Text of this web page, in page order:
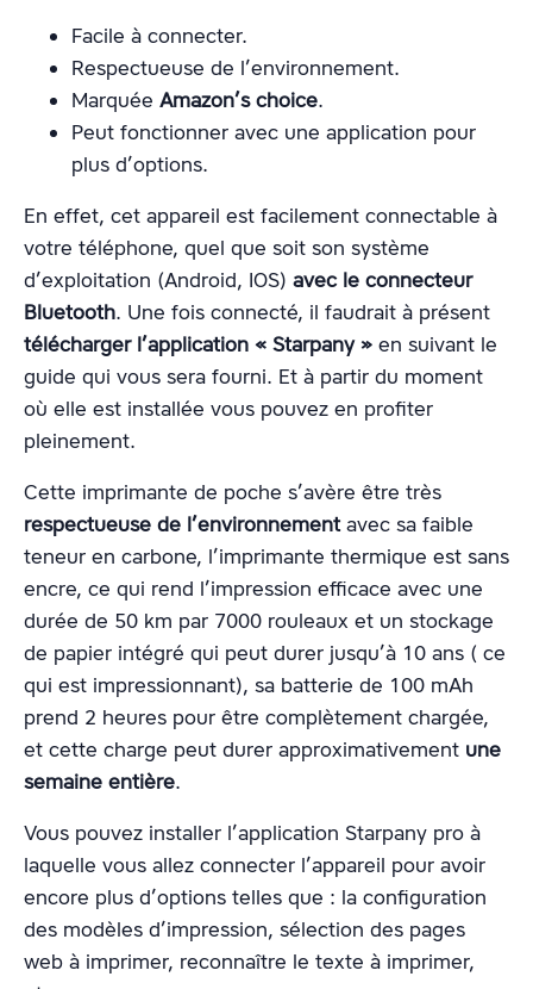
Facile à connecter.
Respectueuse de l’environnement.
Marquée Amazon’s choice.
Peut fonctionner avec une application pour
plus d’options.
En effet, cet appareil est facilement connectable à
votre téléphone, quel que soit son système
d’exploitation (Android, IOS) avec le connecteur
Bluetooth. Une fois connecté, il faudrait à présent
télécharger l’application « Starpany » en suivant le
guide qui vous sera fourni. Et à partir du moment
où elle est installée vous pouvez en profiter
pleinement.
Cette imprimante de poche s’avère être très
respectueuse de l’environnementavec sa faible
teneur en carbone, l’imprimante thermique est sans
encre, ce qui rend l’impression efficace avec une
durée de 50 km par 7000 rouleaux et un stockage
de papier intégré qui peut durer jusqu’à 10 ans ( ce
qui est impressionnant), sa batterie de 100 mAh
prend 2 heures pour être complètement chargée,
et cette charge peut durer approximativement une
semaine entière.
Vous pouvez installer l’application Starpany pro à
laquelle vous allez connecter l’appareil pour avoir
encore plus d’options telles que : la configuration
des modèles d’impression, sélection des pages
web à imprimer, reconnaître le texte à imprimer,